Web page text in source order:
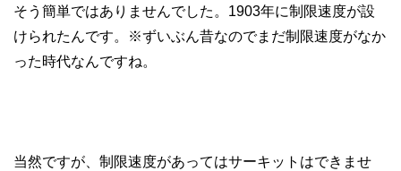
そう簡単ではありませんでした。1903年に制限速度が設
けられたんです。※ずいぶん昔なのでまだ制限速度がなか
った時代なんですね。
当然ですが、制限速度があってはサーキットはできませ